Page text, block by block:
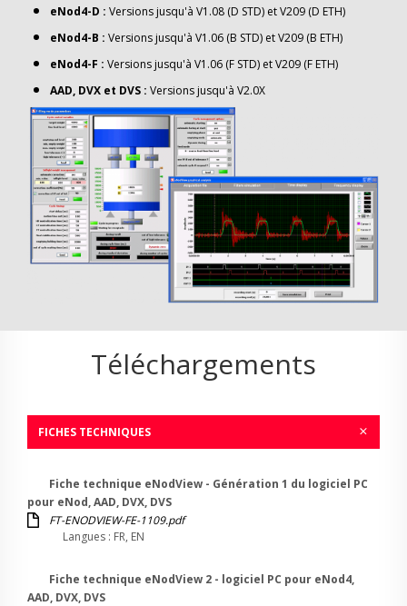
eNod4-D : Versions jusqu'à V1.08 (D STD) et V209 (D ETH)
eNod4-B : Versions jusqu'à V1.06 (B STD) et V209 (B ETH)
eNod4-F : Versions jusqu'à V1.06 (F STD) et V209 (F ETH)
AAD, DVX et DVS : Versions jusqu'à V2.0X
Téléchargements
FICHES TECHNIQUES
Fiche technique eNodView - Génération 1 du logiciel PC
pour eNod, AAD, DVX, DVS
FT-ENODVIEW-FE-1109.pdf
Langues : FR, EN
Fiche technique eNodView 2 - logiciel PC pour eNod4,
AAD, DVX, DVS